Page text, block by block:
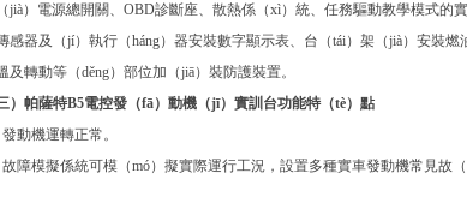
jià）電源總開關、OBD診斷座、散熱係（xì）統、任務驅動教學模式的
感器及（jí）執行（háng）器安裝數字顯示表、台（tái）架（jià）安裝
及轉動等（děng）部位加（jiā）裝防護裝置。
三）帕薩特B5電控發（fā）動機（jī）實訓台功能特（tè）點
發動機運轉正常。
故障模擬係統可模（mó）擬實際運行工況，設置多種實車發動機常見故